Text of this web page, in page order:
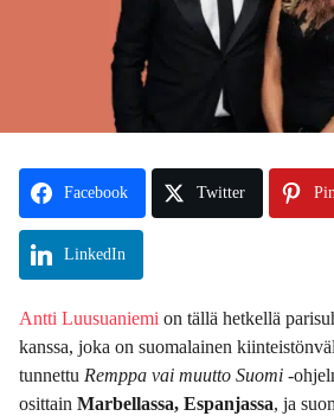
s
t
e
n
Facebook Twitter
LinkedIn
Antti Luusuaniemi on tällä hetkellä
kanssa, joka on suomalainen
tunnettu Remppa vai muutto Suomi -
osittain Marbellassa, Espanjassa, ja